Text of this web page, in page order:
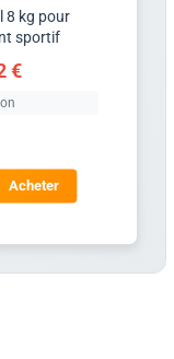
8 kg pour
sportif
€
Acheter